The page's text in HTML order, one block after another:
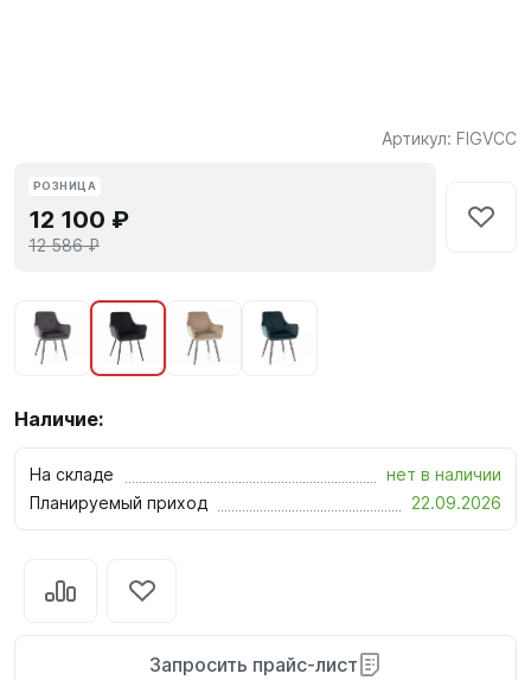
Артикул: FIGVCC
РОЗНИЦА
12 100 ₽
12 586 ₽
Наличие:
На складе
нет в наличии
Планируемый приход
22.09.2026
Запросить прайс-лист